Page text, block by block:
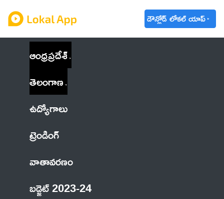
డౌన్లోడ్ లోకల్ యాప్
ఆంధ్రప్రదేశ్
తెలంగాణ
ఉద్యోగాలు
ట్రెండింగ్
వాతావరణం
బడ్జెట్ 2023-24